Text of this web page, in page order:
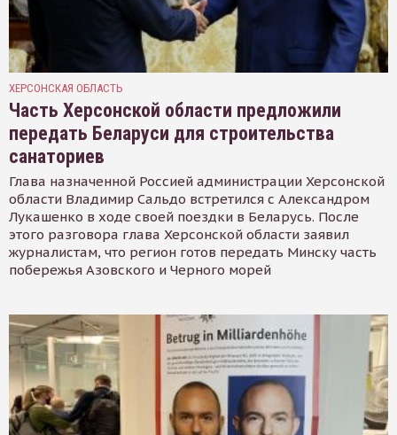
ХЕРСОНСКАЯ ОБЛАСТЬ
Часть Херсонской области предложили
передать Беларуси для строительства
санаториев
Глава назначенной Россией администрации Херсонской
области Владимир Сальдо встретился с Александром
Лукашенко в ходе своей поездки в Беларусь. После
этого разговора глава Херсонской области заявил
журналистам, что регион готов передать Минску часть
побережья Азовского и Черного морей